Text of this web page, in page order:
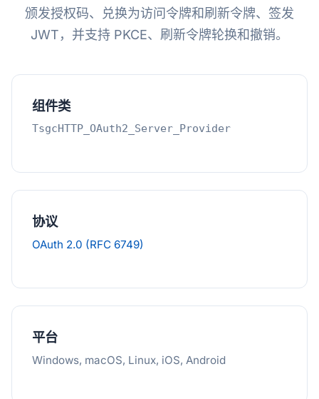
颁发授权码、兑换为访问令牌和刷新令牌、签发
JWT，并支持 PKCE、刷新令牌轮换和撤销。
组件类
TsgcHTTP_OAuth2_Server_Provider
协议
OAuth 2.0 (RFC 6749)
平台
Windows, macOS, Linux, iOS, Android